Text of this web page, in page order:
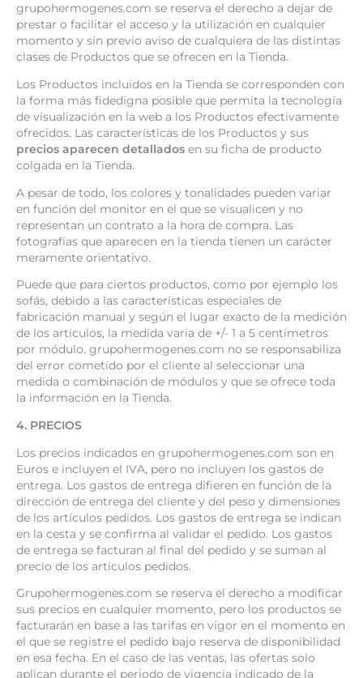
grupohermogenes.com se reserva el derecho a dejar de
prestar o facilitar el acceso y la utilización en cualquier
momento y sin previo aviso de cualquiera de las distintas
clases de Productos que se ofrecen en la Tienda.
Los Productos incluidos en la Tienda se corresponden con
la forma más fidedigna posible que permita la tecnología
de visualización en la web a los Productos efectivamente
ofrecidos. Las características de los Productos y sus
precios aparecen detallados en su ficha de producto
colgada en la Tienda.
A pesar de todo, los colores y tonalidades pueden variar
en función del monitor en el que se visualicen y no
representan un contrato a la hora de compra. Las
fotografías que aparecen en la tienda tienen un carácter
meramente orientativo.
Puede que para ciertos productos, como por ejemplo los
sofás, debido a las características especiales de
fabricación manual y según el lugar exacto de la medición
de los artículos, la medida varia de +/- 1 a 5 centímetros
por módulo. grupohermogenes.com no se responsabiliza
del error cometido por el cliente al seleccionar una
medida o combinación de módulos y que se ofrece toda
la información en la Tienda.
4. PRECIOS
Los precios indicados en grupohermogenes.com son en
Euros e incluyen el IVA, pero no incluyen los gastos de
entrega. Los gastos de entrega difieren en función de la
dirección de entrega del cliente y del peso y dimensiones
de los artículos pedidos. Los gastos de entrega se indican
en la cesta y se confirma al validar el pedido. Los gastos
de entrega se facturan al final del pedido y se suman al
precio de los artículos pedidos.
Grupohermogenes.com se reserva el derecho a modificar
sus precios en cualquier momento, pero los productos se
facturarán en base a las tarifas en vigor en el momento en
el que se registre el pedido bajo reserva de disponibilidad
en esa fecha. En el caso de las ventas, las ofertas solo
aplican durante el periodo de vigencia indicado de la